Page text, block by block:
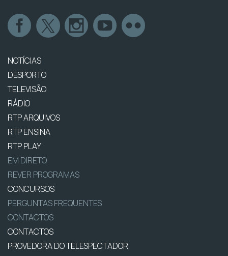
NOTÍCIAS
DESPORTO
TELEVISÃO
RÁDIO
RTP ARQUIVOS
RTP ENSINA
RTP PLAY
EM DIRETO
REVER PROGRAMAS
CONCURSOS
PERGUNTAS FREQUENTES
CONTACTOS
CONTACTOS
PROVEDORA DO TELESPECTADOR